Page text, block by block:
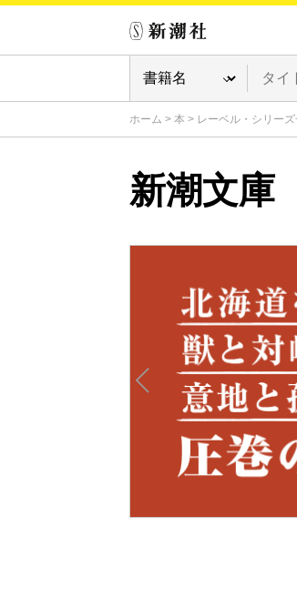
ホーム > 本 > レーベル・シリーズ
新潮文庫